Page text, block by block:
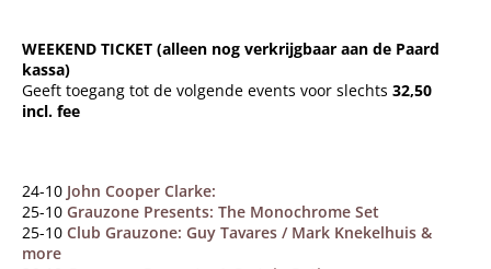
WEEKEND TICKET (alleen nog verkrijgbaar aan de Paard
kassa)
Geeft toegang tot de volgende events voor slechts 32,50
incl. fee
24-10 John Cooper Clarke:
25-10 Grauzone Presents: The Monochrome Set
25-10 Club Grauzone: Guy Tavares / Mark Knekelhuis &
more